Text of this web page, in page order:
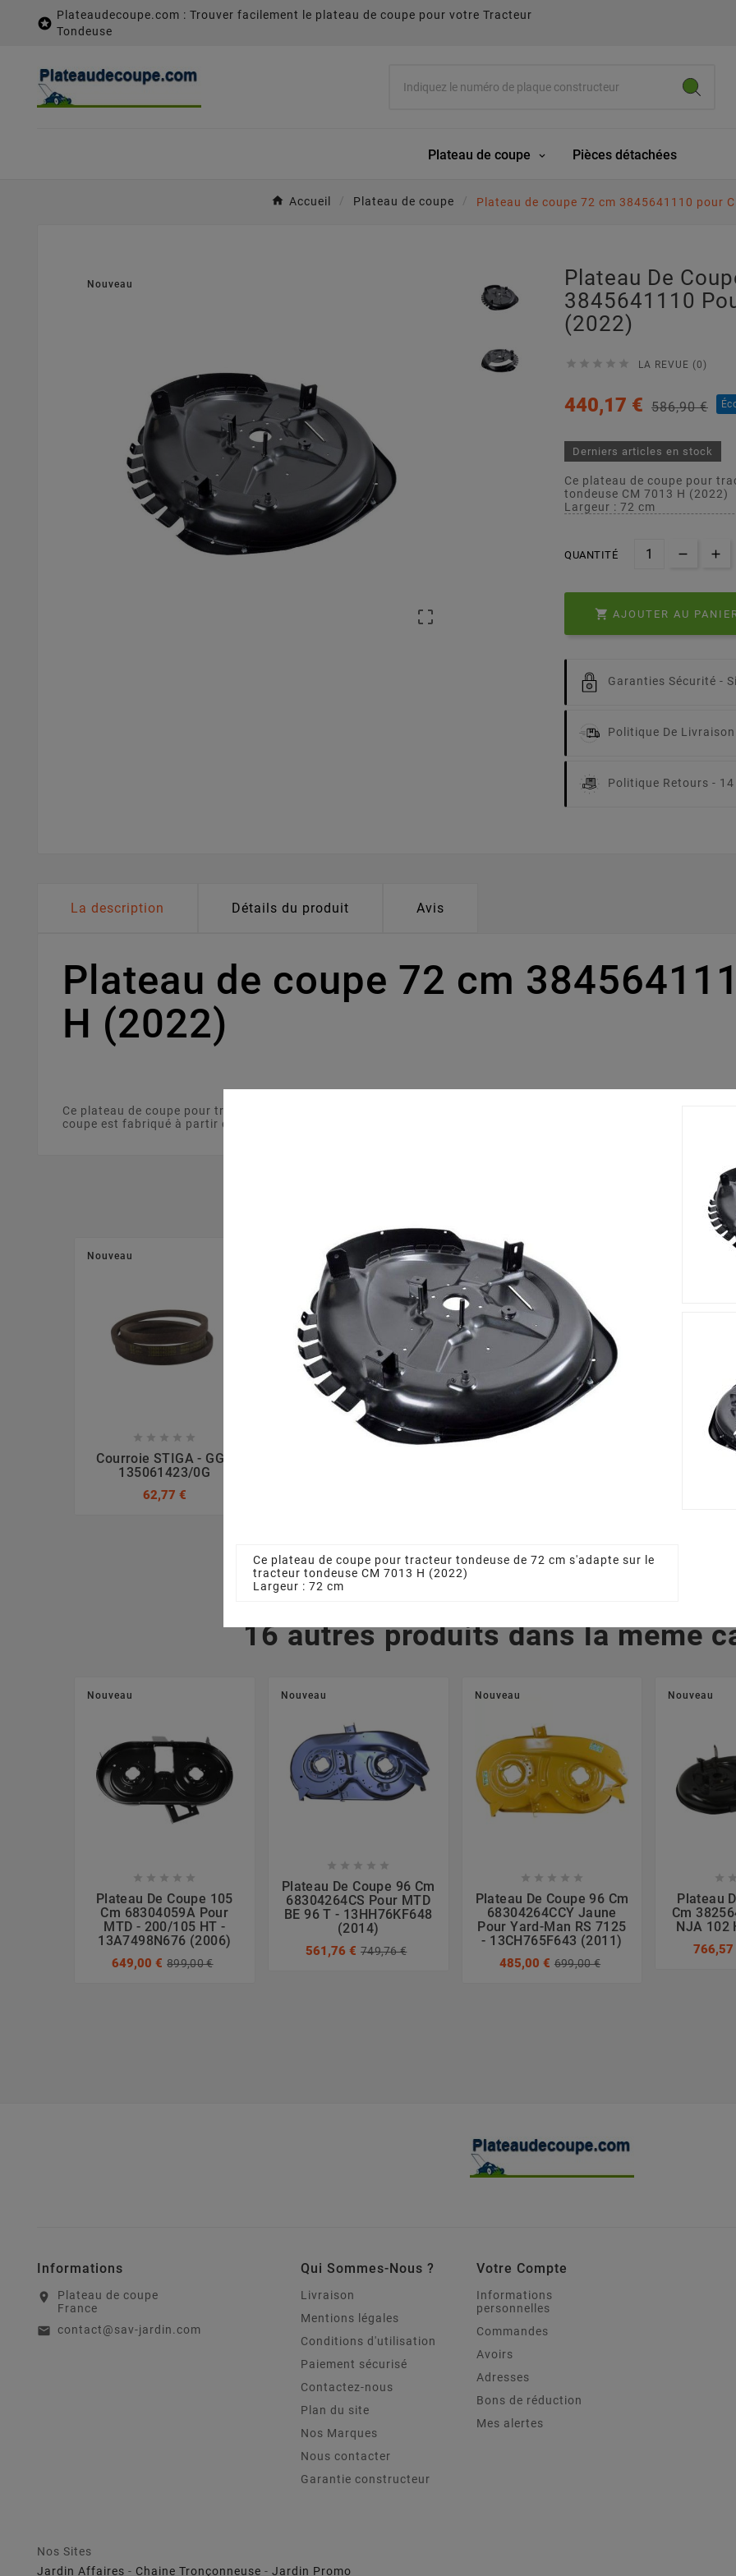

Plateaudecoupe.com : Trouver facilement le plateau de coupe pour votre Tracteur
Tondeuse
Plateau de coupe Pièces détachées
Accueil Plateau de coupe Plateau de coupe 72 cm 3845641110 pour
Nouveau

Plateau De
3845641110
(2022)
     LA REVUE (0)
440,17 € 586,90 €
Derniers articles en stock
Ce plateau de coupe pour
tondeuse CM 7013 H (2022)
Largeur : 72 cm
QUANTITÉ
 AJOUTER AU
Garanties Sécurité -
Politique De Livraison
Politique Retours -
La description Détails du produit Avis
Plateau de coupe 72 cm
H (2022)
Ce plateau de coupe pour tracteur tondeuse de 72 cm s'adapte sur le tracteur tondeuse CM 7013 H (2022).Votre
coupe est fabriqué à partir d'un matériau solide et résistant.
Nouveau
    
Courroie STIGA - GGP
135061423/0G
62,77 €
Nouveau

Nouveau

Palier
16 autres produits dans la même
Nouveau
    
Plateau De Coupe 105
Cm 68304059A Pour
MTD - 200/105 HT -
13A7498N676 (2006)
649,00 € 899,00 €
Nouveau
    
Plateau De Coupe 96 Cm
68304264CS Pour MTD
BE 96 T - 13HH76KF648
(2014)
561,76 € 749,76 €
Nouveau
    
Plateau De Coupe 96 Cm
68304264CCY Jaune
Pour Yard-Man RS 7125
- 13CH765F643 (2011)
485,00 € 699,00 €
Nouveau
 
Plateau
Cm
NJA 102
766,57
Ce plateau de coupe pour tracteur tondeuse de 72 cm s'adapte sur le
tracteur tondeuse CM 7013 H (2022)
Largeur : 72 cm
Informations
location_on
Plateau de coupe
France
email contact@sav-jardin.com
Qui Sommes-Nous ?
Livraison
Mentions légales
Conditions d'utilisation
Paiement sécurisé
Contactez-nous
Plan du site
Nos Marques
Nous contacter
Garantie constructeur
Votre Compte
Informations
personnelles
Commandes
Avoirs
Adresses
Bons de réduction
Mes alertes
Nos Sites
Jardin Affaires - Chaine Tronçonneuse - Jardin Promo